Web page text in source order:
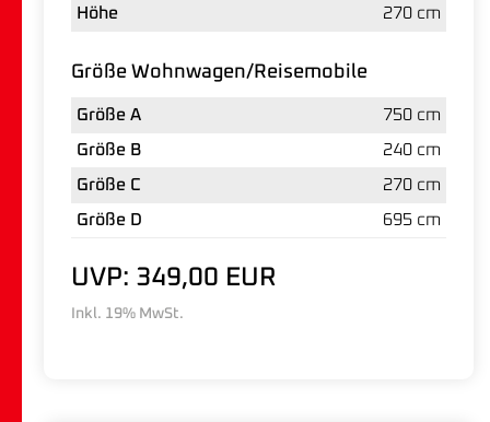
Höhe
270 cm
Größe Wohnwagen/Reisemobile
Größe A
750 cm
Größe B
240 cm
Größe C
270 cm
Größe D
695 cm
UVP: 349,00 EUR
Inkl. 19% MwSt.